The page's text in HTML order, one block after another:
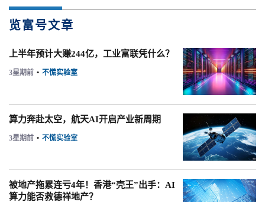
览富号文章
上半年预计大赚244亿，工业富联凭什么？
3星期前 • 不慌实验室
算力奔赴太空，航天AI开启产业新周期
3星期前 • 不慌实验室
被地产拖累连亏4年！香港“壳王”出手：AI
算力能否救德祥地产？